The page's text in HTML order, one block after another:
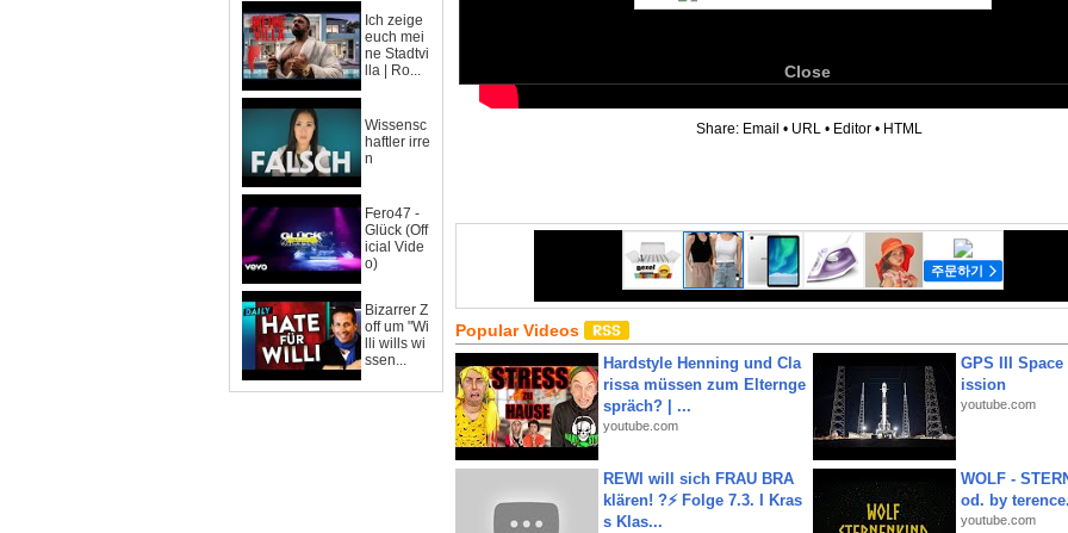
Ich zeige
euch mei
ne Stadtvi
lla | Ro...
Wissensc
haftler irre
n
Fero47 -
Glück (Off
icial Vide
o)
Bizarrer Z
off um "Wi
lli wills wi
ssen...
Close
Share: Email • URL • Editor • HTML
Popular Videos
Hardstyle Henning und Cla
rissa müssen zum Elternge
spräch? | ...
youtube.com
GPS III Space
ission
youtube.com
REWI will sich FRAU BRA
klären! ?⚡️ Folge 7.3. I Kras
s Klas...
WOLF -
od. by
youtube.com